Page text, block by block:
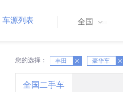
车源列表 全国
您的选择： 丰田
X 豪华车
X X
全国二手车